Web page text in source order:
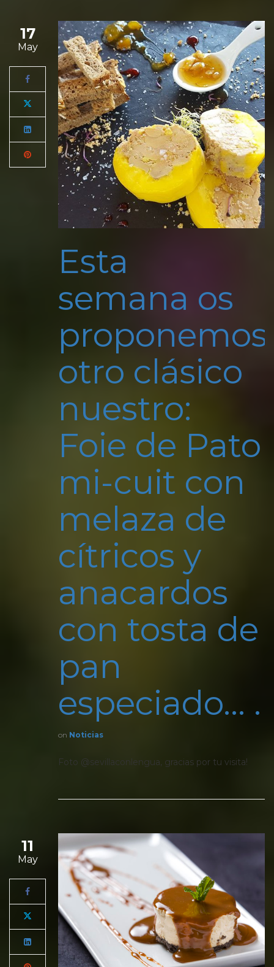
17
May
Esta
semana os
proponemos
otro clásico
nuestro:
Foie de Pato
mi-cuit con
melaza de
cítricos y
anacardos
con tosta de
pan
especiado… .
on Noticias
Foto @sevillaconlengua, gracias por tu visita!
11
May